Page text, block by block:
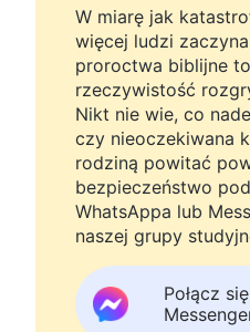
rzeczywistością.
W miarę jak
więcej ludzi
proroctwa biblijne
rzeczywistość
Nikt nie wie, co
czy nieoczekiwana
rodziną powitać
bezpieczeństwo
WhatsAppa lub
naszej grupy
Połącz